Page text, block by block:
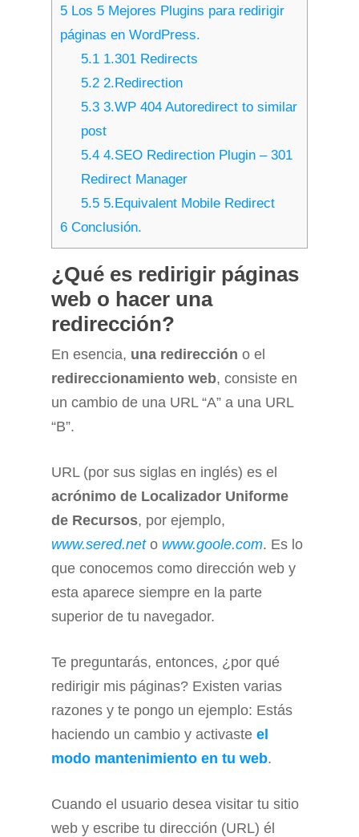
5 Los 5 Mejores Plugins para redirigir
páginas en WordPress.
5.11.301 Redirects
5.22.Redirection
5.33.WP 404 Autoredirect to similar
post
5.44.SEO Redirection Plugin – 301
Redirect Manager
5.55.Equivalent Mobile Redirect
6 Conclusión.
¿Qué es redirigir páginas
web o hacer una
redirección?
En esencia, una redirección o el
redireccionamiento web, consiste en
un cambio de una URL “A” a una URL
“B”.
URL (por sus siglas en inglés) es el
acrónimo de Localizador Uniforme
de Recursos, por ejemplo,
www.sered.neto www.goole.com. Es lo
que conocemos como dirección web y
esta aparece siempre en la parte
superior de tu navegador.
Te preguntarás, entonces, ¿por qué
redirigir mis páginas? Existen varias
razones y te pongo un ejemplo: Estás
haciendo un cambio y activaste el
modo mantenimiento en tu web.
Cuando el usuario desea visitar tu sitio
web y escribe tu dirección (URL) él